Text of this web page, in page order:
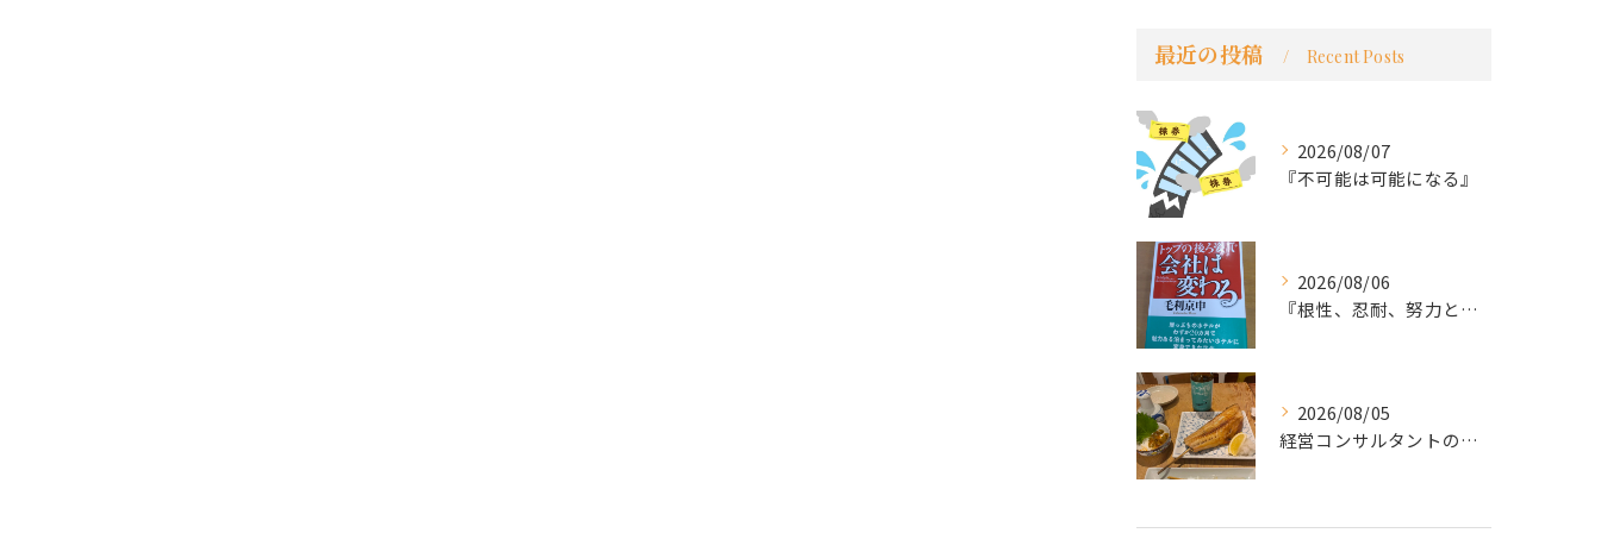
最近の投稿 Recent Posts
2026/08/07
『不可能は可能になる』
2026/08/06
『根性、忍耐、努力という言葉は死語なのか』
2026/08/05
経営コンサルタントのモーちゃん・毛利京申です。